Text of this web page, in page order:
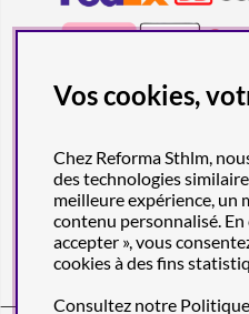
Vos cookies,
Chez Reforma Sthlm,
des technologies
meilleure expérience,
contenu personnalisé.
accepter », vous
cookies à des fins
Consultez notre